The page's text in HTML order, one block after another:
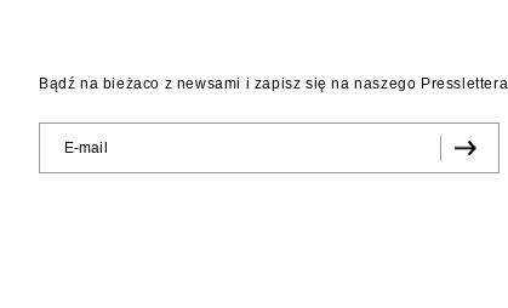
Bądź na bieżaco z newsami i zapisz się na naszego Presslettera